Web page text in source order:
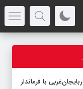
با فرماندار